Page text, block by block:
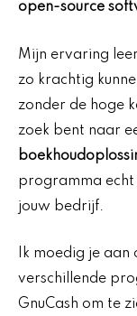
open-source
Mijn ervaring
zo krachtig
zonder de hoge
zoek bent naar
programma echt
jouw bedrijf.
Ik moedig je aan
verschillende
GnuCash om te